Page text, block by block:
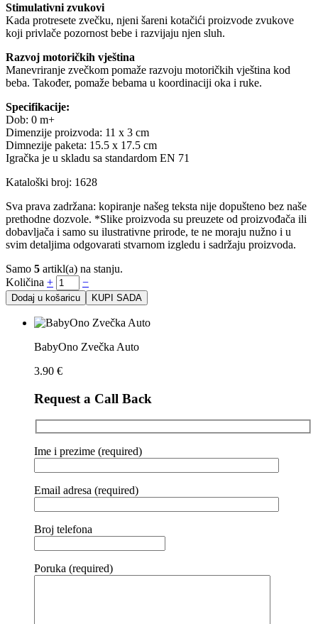
Stimulativni zvukovi
Kada protresete zvečku, njeni šareni kotačići proizvode zvukove
koji privlače pozornost bebe i razvijaju njen sluh.
Razvoj motoričkih vještina
Manevriranje zvečkom pomaže razvoju motoričkih vještina kod
beba. Također, pomaže bebama u koordinaciji oka i ruke.
Specifikacije:
Dob: 0 m+
Dimenzije proizvoda: 11 x 3 cm
Dimnezije paketa: 15.5 x 17.5 cm
Igračka je u skladu sa standardom EN 71
Kataloški broj: 1628
Sva prava zadržana: kopiranje našeg teksta nije dopušteno bez naše
prethodne dozvole. *Slike proizvoda su preuzete od proizvođača ili
dobavljača i samo su ilustrativne prirode, te ne moraju nužno i u
svim detaljima odgovarati stvarnom izgledu i sadržaju proizvoda.
Samo 5 artikl(a) na stanju.
Količina + −
Dodaj u košaricu KUPI SADA
BabyOno Zvečka Auto
3.90 €
Request a Call Back
Ime i prezime (required)
Email adresa (required)
Broj telefona
Poruka (required)